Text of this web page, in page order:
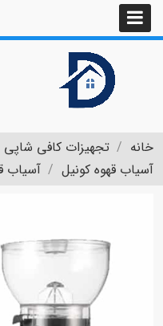
خانه تجهیزات کافی شاپی
آسیاب قهوه کونیل
آسیاب